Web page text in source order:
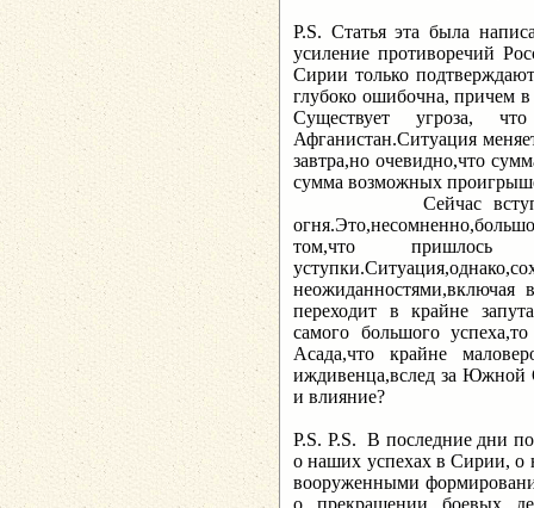
P.S. Статья эта была
усиление противоречий
Сирии только
глубоко ошибочна, причем в
Существует угроза,
Афганистан.Ситуация
завтра,но очевидно,что
сумма возможных
Сейчас вступает в
том,что
переходит в крайне
самого большого
Асада,что крайне
иждивенца,вслед за Южной
и влияние?
P.S. P.S. В последние дни
о наших успехах в Сирии, о
вооруженными
о прекращении боевых